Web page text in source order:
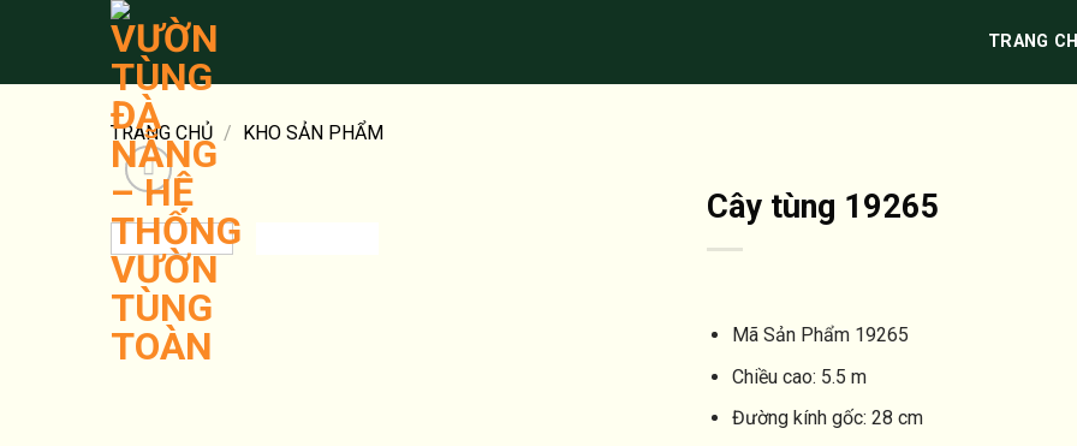
TRANG
TRANG CHỦ / KHO SẢN PHẨM
Cây tùng 19265
Mã Sản Phẩm 19265
Chiều cao: 5.5 m
Đường kính gốc: 28 cm